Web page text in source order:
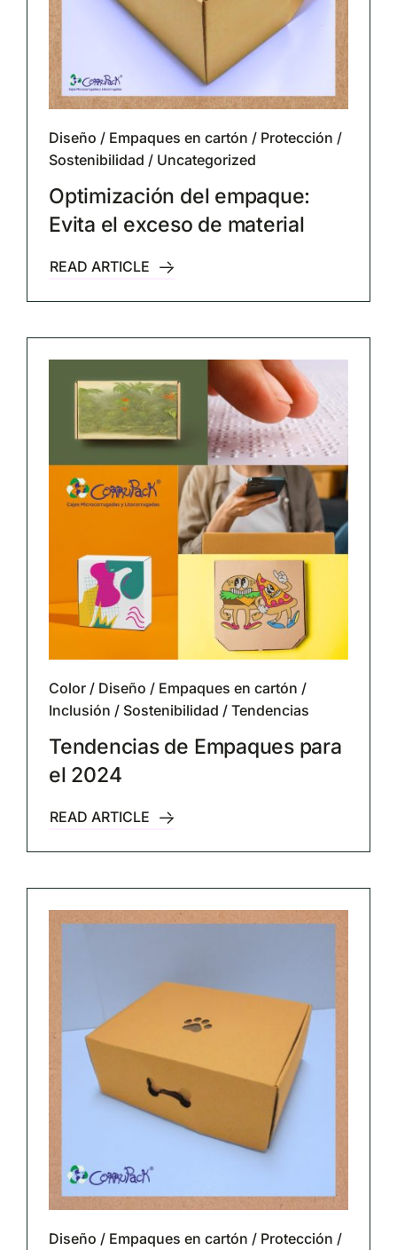
Diseño / Empaques en cartón / Protección /
Sostenibilidad / Uncategorized
Optimización del empaque:
Evita el exceso de material
READ ARTICLE
Color/ Diseño / Empaques en cartón /
Inclusión / Sostenibilidad / Tendencias
Tendencias de Empaques para
el 2024
READ ARTICLE
Diseño / Empaques en cartón / Protección /